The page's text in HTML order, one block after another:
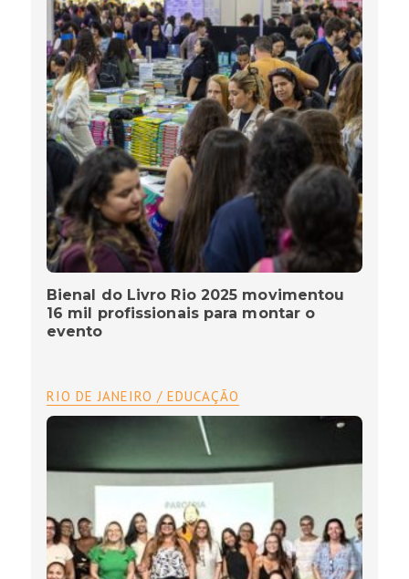
Bienal do Livro Rio 2025 movimentou
16 mil profissionais para montar o
evento
RIO DE JANEIRO / EDUCAÇÃO